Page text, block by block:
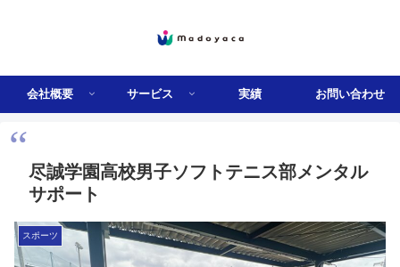
会社概要 サービス 実績 お問い合わせ
尽誠学園高校男子ソフトテニス部メンタル
サポート
スポーツ